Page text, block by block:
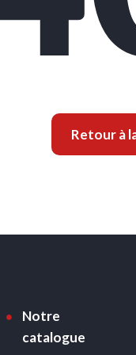
Retour à
Notre
catalogue